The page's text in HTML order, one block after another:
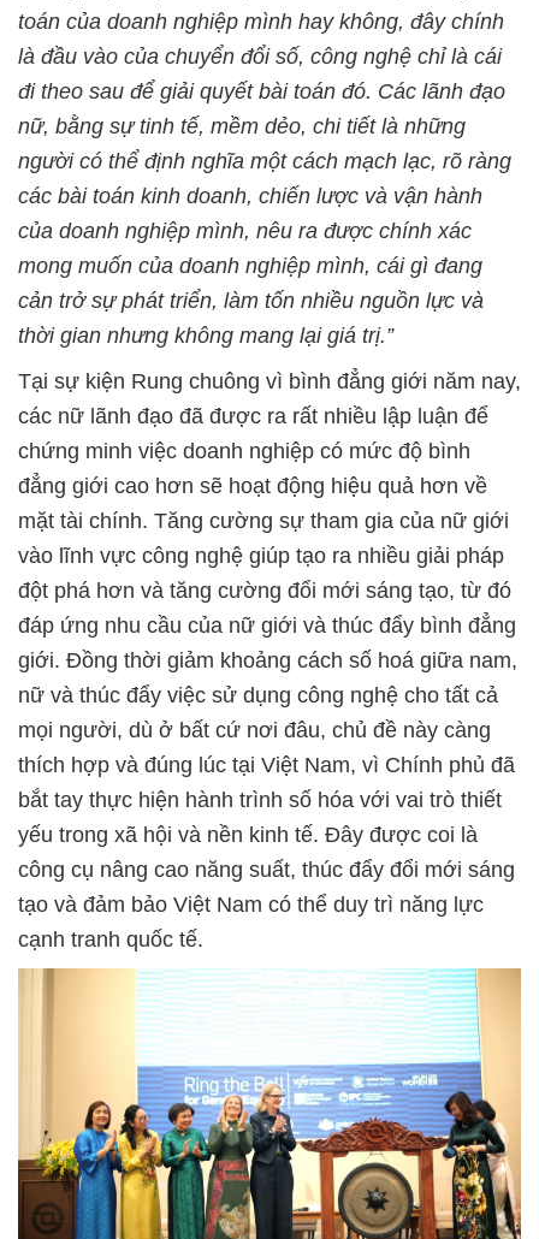
toán của doanh nghiệp mình hay không, đây chính
là đầu vào của chuyển đổi số, công nghệ chỉ là cái
đi theo sau để giải quyết bài toán đó. Các lãnh đạo
nữ, bằng sự tinh tế, mềm dẻo, chi tiết là những
người có thể định nghĩa một cách mạch lạc, rõ ràng
các bài toán kinh doanh, chiến lược và vận hành
của doanh nghiệp mình, nêu ra được chính xác
mong muốn của doanh nghiệp mình, cái gì đang
cản trở sự phát triển, làm tốn nhiều nguồn lực và
thời gian nhưng không mang lại giá trị.”
Tại sự kiện Rung chuông vì bình đẳng giới năm nay,
các nữ lãnh đạo đã được ra rất nhiều lập luận để
chứng minh việc doanh nghiệp có mức độ bình
đẳng giới cao hơn sẽ hoạt động hiệu quả hơn về
mặt tài chính. Tăng cường sự tham gia của nữ giới
vào lĩnh vực công nghệ giúp tạo ra nhiều giải pháp
đột phá hơn và tăng cường đổi mới sáng tạo, từ đó
đáp ứng nhu cầu của nữ giới và thúc đẩy bình đẳng
giới. Đồng thời giảm khoảng cách số hoá giữa nam,
nữ và thúc đẩy việc sử dụng công nghệ cho tất cả
mọi người, dù ở bất cứ nơi đâu, chủ đề này càng
thích hợp và đúng lúc tại Việt Nam, vì Chính phủ đã
bắt tay thực hiện hành trình số hóa với vai trò thiết
yếu trong xã hội và nền kinh tế. Đây được coi là
công cụ nâng cao năng suất, thúc đẩy đổi mới sáng
tạo và đảm bảo Việt Nam có thể duy trì năng lực
cạnh tranh quốc tế.